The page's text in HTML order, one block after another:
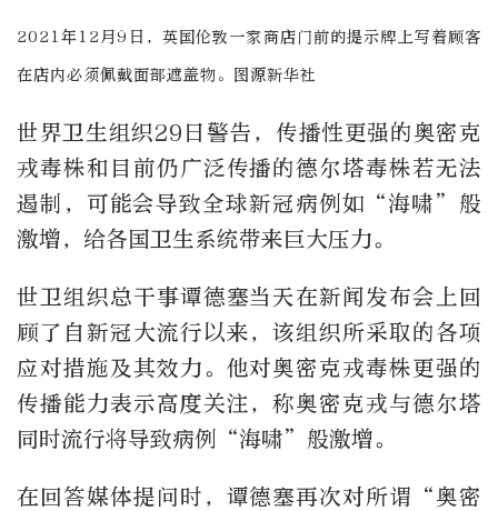
2021年12月9日，英国伦敦一家商店门前的提示牌上写着顾客
在店内必须佩戴面部遮盖物。图源新华社
世界卫生组织29日警告，传播性更强的奥密克
戎毒株和目前仍广泛传播的德尔塔毒株若无法
遏制，可能会导致全球新冠病例如“海啸”般
激增，给各国卫生系统带来巨大压力。
世卫组织总干事谭德塞当天在新闻发布会上回
顾了自新冠大流行以来，该组织所采取的各项
应对措施及其效力。他对奥密克戎毒株更强的
传播能力表示高度关注，称奥密克戎与德尔塔
同时流行将导致病例“海啸”般激增。
在回答媒体提问时，谭德塞再次对所谓“奥密